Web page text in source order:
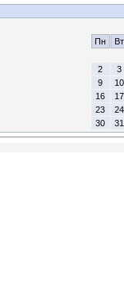
Пн Вт
2
3
9
10
16
17
23
24
30
31